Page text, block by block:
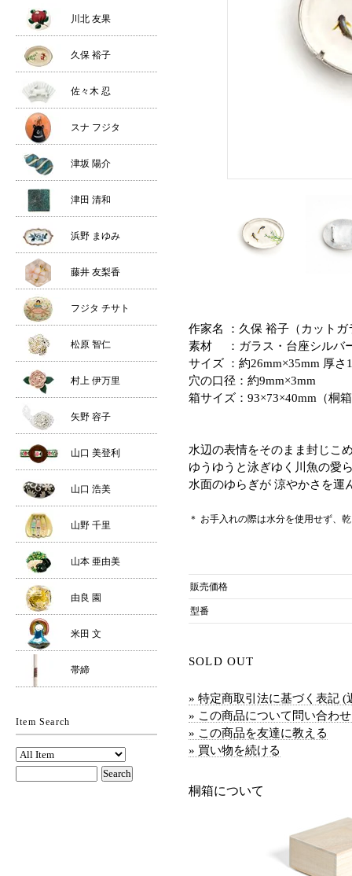
作家名 ：久保 裕子（カットガ
素材 ：ガラス・台座シルバ
サイズ ：約26mm×35mm 厚さ
穴の口径：約9mm×3mm
箱サイズ：93×73×40mm（桐
水辺の表情をそのまま封じこ
ゆうゆうと泳ぎゆく川魚の愛
水面のゆらぎが 涼やかさを運
＊ お手入れの際は水分を使用せず、
販売価格
型番
SOLD OUT
» 特定商取引法に基づく表記 (
» この商品について問い合わ
» この商品を友達に教える
» 買い物を続ける
桐箱について
川北 友果
久保 裕子
佐々木 忍
スナ フジタ
津坂 陽介
津田 清和
浜野 まゆみ
藤井 友梨香
フジタ チサト
松原 智仁
村上 伊万里
矢野 容子
山口 美登利
山口 浩美
山野 千里
山本 亜由美
由良 園
米田 文
帯締
Item Search